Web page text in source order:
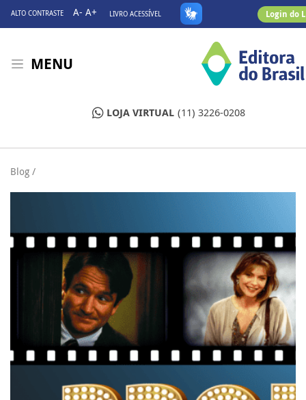
ALTO CONTRASTE A- A+ LIVRO ACESSÍVEL Login do
MENU
LOJA VIRTUAL (11) 3226-0208
Blog /